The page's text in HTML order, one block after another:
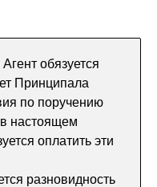
обязуется
Принципала
по поручению
настоящем
оплатить эти
разновидность